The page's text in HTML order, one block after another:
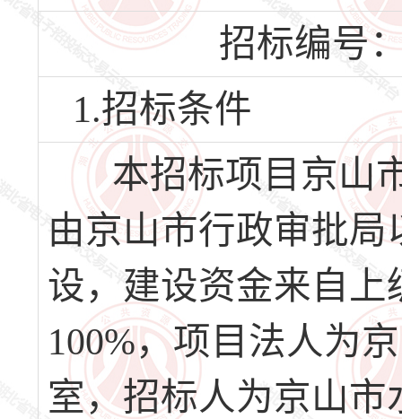
招标编号
1.招标条件
本招标项目京山
由京山市行政审批局
设，建设资金来自
100%，项目法人为
室，招标人为京山